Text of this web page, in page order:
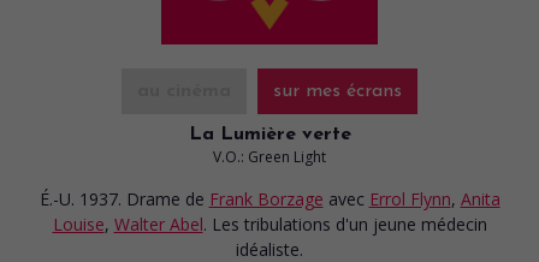
sur mes écrans
La Lumière verte
V.O.: Green Light
É.-U. 1937. Drame de Frank Borzage avec Errol Flynn, Anita
Louise, Walter Abel. Les tribulations d'un jeune médecin
idéaliste.